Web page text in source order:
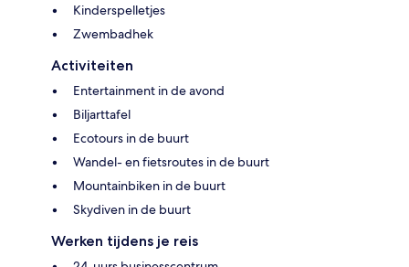
Kinderspelletjes
Zwembadhek
Activiteiten
Entertainment in de avond
Biljarttafel
Ecotours in de buurt
Wandel- en fietsroutes in de buurt
Mountainbiken in de buurt
Skydiven in de buurt
Werken tijdens je reis